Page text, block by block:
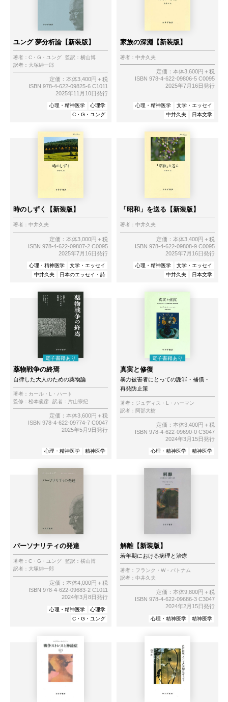
ユング 夢分析論【新装版】
著者： C・G・ユング 監訳： 横山博
訳者： 大塚紳一郎
定価：本体3,400円＋税
ISBN 978-4-622-09825-6 C1011
2025年11月10日発行
心理・精神医学
心理学
C・G・ユング
家族の深淵【新装版】
著者： 中井久夫
定価：本体3,600円＋税
ISBN 978-4-622-09806-5 C0095
2025年7月16日発行
心理・精神医学
文学・エッセイ
中井久夫
日本文学
時のしずく【新装版】
著者： 中井久夫
定価：本体3,000円＋税
ISBN 978-4-622-09807-2 C0095
2025年7月16日発行
心理・精神医学
文学・エッセイ
中井久夫
日本のエッセイ・詩
「昭和」を送る【新装版】
著者： 中井久夫
定価：本体3,400円＋税
ISBN 978-4-622-09808-9 C0095
2025年7月16日発行
心理・精神医学
文学・エッセイ
中井久夫
日本文学
薬物戦争の終焉
自律した大人のための薬物論
著者： カール・L・ハート
監修： 松本俊彦 訳者： 片山宗紀
定価：本体3,600円＋税
ISBN 978-4-622-09774-7 C0047
2025年5月9日発行
心理・精神医学 精神医学
真実と修復
暴力被害者にとっての謝罪・補償・
再発防止策
著者： ジュディス・L・ハーマン
訳者： 阿部大樹
定価：本体3,400円＋税
ISBN 978-4-622-09690-0 C3047
2024年3月15日発行
心理・精神医学 精神医学
パーソナリティの発達
著者： C・G・ユング 監訳： 横山博
訳者： 大塚紳一郎
定価：本体4,000円＋税
ISBN 978-4-622-09683-2 C1011
2024年3月8日発行
心理・精神医学
心理学
C・G・ユング
解離【新装版】
若年期における病理と治療
著者： フランク・W・パトナム
訳者： 中井久夫
定価：本体9,800円＋税
ISBN 978-4-622-09686-3 C3047
2024年2月15日発行
心理・精神医学 精神医学